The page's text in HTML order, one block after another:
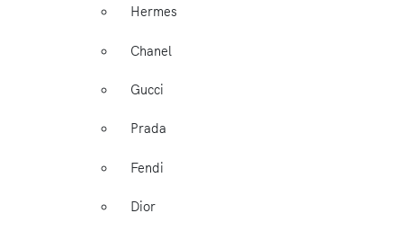
Hermes
Chanel
Gucci
Prada
Fendi
Dior